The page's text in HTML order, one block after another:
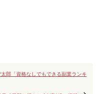
郎「資格なしでもできる副業ランキ